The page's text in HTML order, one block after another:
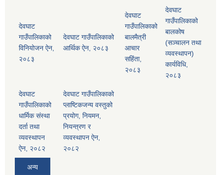
देवघाट
गाउँपालिकाको
विनियोजन ऐन,
२०८३
देवघाट गाउँपालिकाको
आर्थिक ऐन, २०८३
देवघाट
गाउँपालिकाको
बालमैत्री
आचार
सहिंता,
२०८३
देवघाट
गाउँपालिकाको
बालकोष
(सञ्चालन तथा
व्यवस्थापन)
कार्यविधि,
२०८३
देवघाट
गाउँपालिकाको
धार्मिक संस्था
दर्ता तथा
व्यवस्थापन
ऐन, २०८२
देवघाट गाउँपालिकाको
प्लाष्टिकजन्य वस्तुको
प्रयोग, नियमन,
नियन्त्रण र
व्यवस्थापन ऐन,
२०८२
अन्य